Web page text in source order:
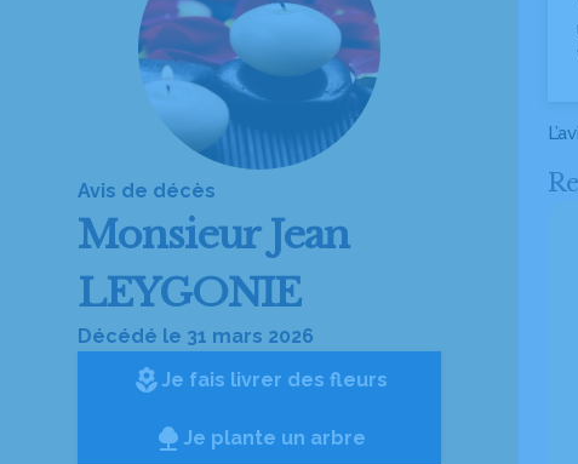
Avis de décès
Monsieur Jean
LEYGONIE
Décédé le 31 mars 2026
local_florist Je fais livrer des fleurs
Je plante un arbre